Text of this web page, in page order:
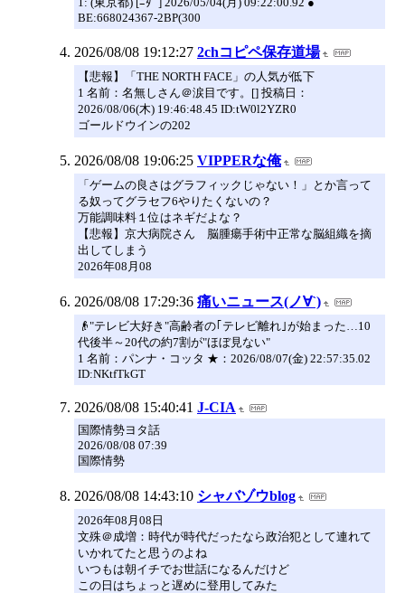
BE:668024367-2BP(300
2026/08/08 19:12:27 2chコピペ保存道場
【悲報】「THE NORTH FACE」の人気が低下
1 名前：名無しさん＠涙目です。[] 投稿日：
2026/08/06(木) 19:46:48.45 ID:tW0l2YZR0
ゴールドウインの202
2026/08/08 19:06:25 VIPPERな俺
「ゲームの良さはグラフィックじゃない！」とか言って
る奴ってグラセフ6やりたくないの？
万能調味料１位はネギだよな？
【悲報】京大病院さん 脳腫瘍手術中正常な脳組織を摘
出してしまう
2026年08月08
2026/08/08 17:29:36 痛いニュース(ノ∀`)
👴"テレビ大好き"高齢者の｢テレビ離れ｣が始まった…10
代後半～20代の約7割が"ほぼ見ない"
1 名前：パンナ・コッタ ★：2026/08/07(金) 22:57:35.02
ID:NKtfTkGT
2026/08/08 15:40:41 J-CIA
国際情勢ヨタ話
2026/08/08 07:39
国際情勢
2026/08/08 14:43:10 シャバゾウblog
2026年08月08日
文殊＠成増：時代が時代だったなら政治犯として連れて
いかれてたと思うのよね
いつもは朝イチでお世話になるんだけど
この日はちょっと遅めに登用してみた